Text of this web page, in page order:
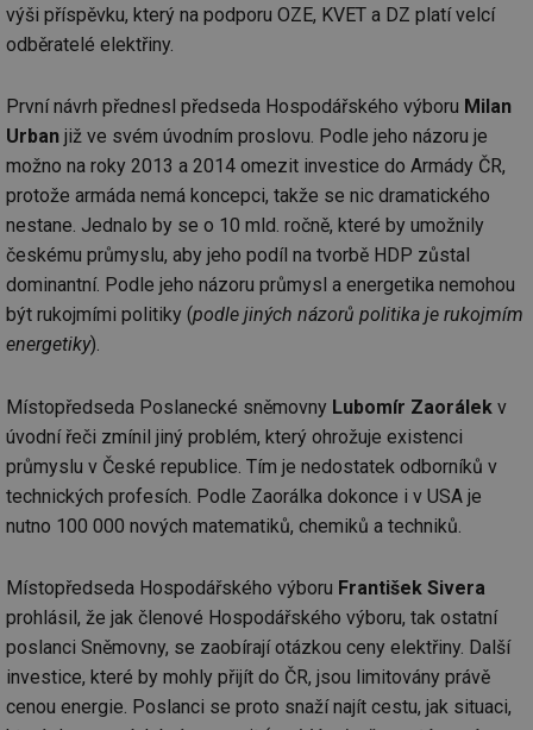
výši příspěvku, který na podporu OZE, KVET a DZ platí velcí
odběratelé elektřiny.
První návrh přednesl předseda Hospodářského výboru Milan
Urban již ve svém úvodním proslovu. Podle jeho názoru je
možno na roky 2013 a 2014 omezit investice do Armády ČR,
protože armáda nemá koncepci, takže se nic dramatického
nestane. Jednalo by se o 10 mld. ročně, které by umožnily
českému průmyslu, aby jeho podíl na tvorbě HDP zůstal
dominantní. Podle jeho názoru průmysl a energetika nemohou
být rukojmími politiky (podle jiných názorů politika je rukojmím
energetiky).
Místopředseda Poslanecké sněmovny Lubomír Zaorálek v
úvodní řeči zmínil jiný problém, který ohrožuje existenci
průmyslu v České republice. Tím je nedostatek odborníků v
technických profesích. Podle Zaorálka dokonce i v USA je
nutno 100 000 nových matematiků, chemiků a techniků.
Místopředseda Hospodářského výboru František Sivera
prohlásil, že jak členové Hospodářského výboru, tak ostatní
poslanci Sněmovny, se zaobírají otázkou ceny elektřiny. Další
investice, které by mohly přijít do ČR, jsou limitovány právě
cenou energie. Poslanci se proto snaží najít cestu, jak situaci,